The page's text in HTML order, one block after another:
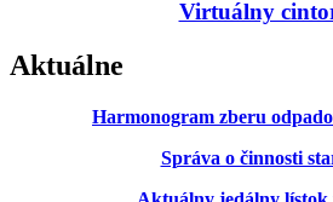
Virtuálny
Aktuálne
Harmonogram zberu
Správa o činnosti